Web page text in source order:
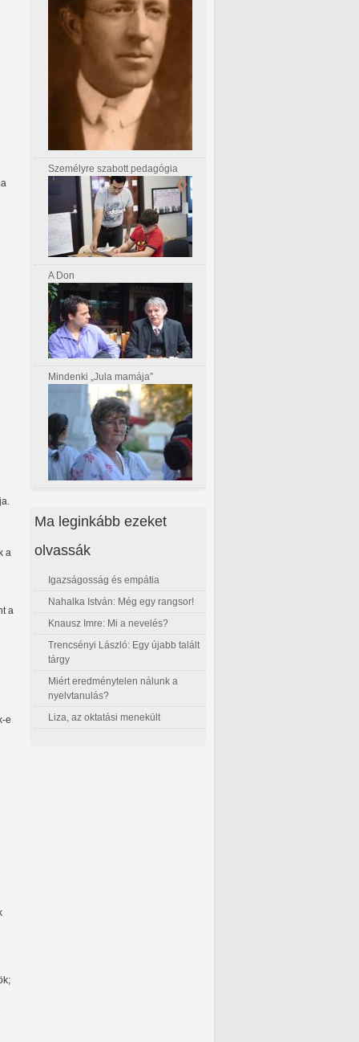
a
a
e
Személyre szabott pedagógia
A Don
Mindenki „Jula mamája”
Ma leginkább ezeket
olvassák
Igazságosság és empátia
Nahalka István: Még egy rangsor!
Knausz Imre: Mi a nevelés?
Trencsényi László: Egy újabb talált
tárgy
Miért eredménytelen nálunk a
nyelvtanulás?
Liza, az oktatási menekült